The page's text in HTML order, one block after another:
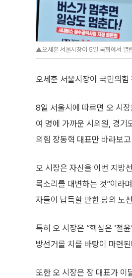
▲오세훈 서울시장이 5일 국회에서 열
오세훈 서울시장이 국민의힘
8일 서울시에 따르면 오 시
여 명에 가까운 시의원, 경기
의힘 장동혁 대표만 바라보
오 시장은 자신을 이번 지방
목소리를 대변하는 것”이라
자들이 납득할 만한 당의 노
특히 오 시장은 “핵심은 ‘절
방선거를 치를 바탕이 마련
또한 오 시장은 장 대표가 이